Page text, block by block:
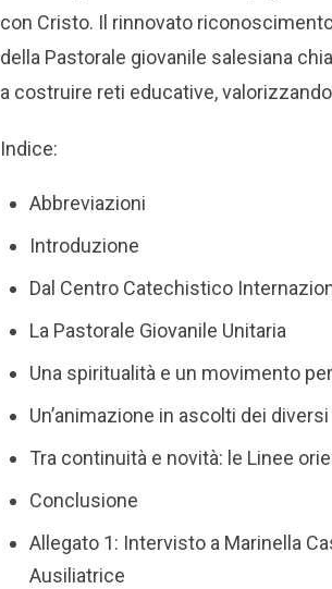
con Cristo. Il rinnovato
della Pastorale giovanile salesiana
a costruire reti educative,
Indice:
Abbreviazioni
Introduzione
Dal Centro Catechistico
La Pastorale Giovanile Unitaria
Una spiritualità e un movimento
Un’animazione in ascolti dei
Tra continuità e novità: le Linee
Conclusione
Allegato 1: Intervisto a Marinella
Ausiliatrice